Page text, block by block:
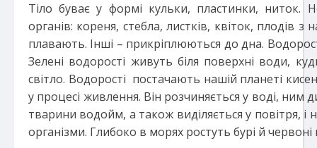
Тіло буває у формі кульки, пластинки, ниток.
органів: кореня, стебла, листків, квіток, плодів з
плавають. Інші – прикріплюються до дна.
Зелені водорості живуть біля поверхні води,
світло. Водорості постачають нашій планеті
у процесі живлення. Він розчиняється у воді, ним
тварини водойм, а також виділяється у повітря, і
організми. Глибоко в морях ростуть бурі й червоні